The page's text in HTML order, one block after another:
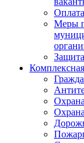
Меры